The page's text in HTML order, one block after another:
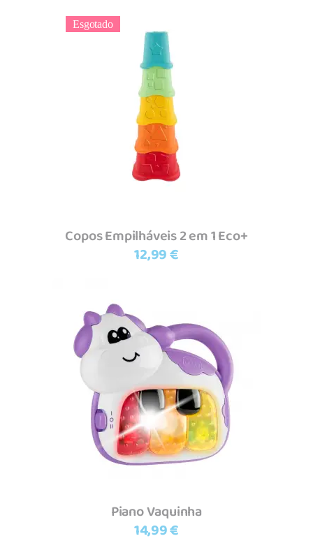
Esgotado
Ler mais
Copos Empilháveis 2 em 1 Eco+
12,99€
Adicionar
Piano Vaquinha
14,99€